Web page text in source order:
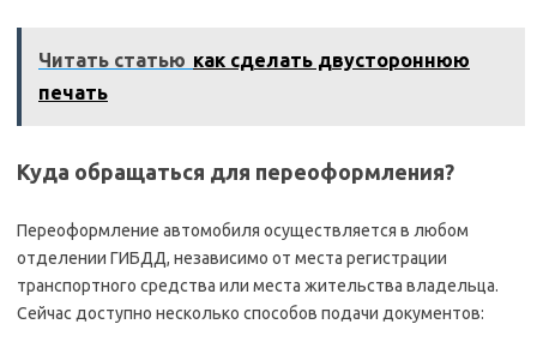
Читать статью как сделать двустороннюю
печать
Куда обращаться для переоформления?
Переоформление автомобиля осуществляется в любом
отделении ГИБДД, независимо от места регистрации
транспортного средства или места жительства владельца.
Сейчас доступно несколько способов подачи документов: